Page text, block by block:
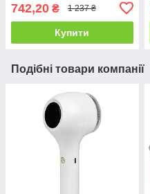
742,20 ₴ 1 237 ₴
Купити
Подібні товари компанії